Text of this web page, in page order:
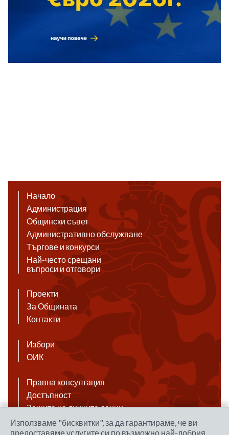
Начало
Администрация
Общински съвет
Административно обслужване
Търгове и конкурси
Най-често срещани
въпроси и отговори
Проекти
За Общината
Контакти
Избори
ОИК
Правна консултация
Достъпност
Защита на личните данни
Антикорупция
Използваме "бисквитки", за да гарантираме, че ви
предоставяме услугите си по възможно най-добрия